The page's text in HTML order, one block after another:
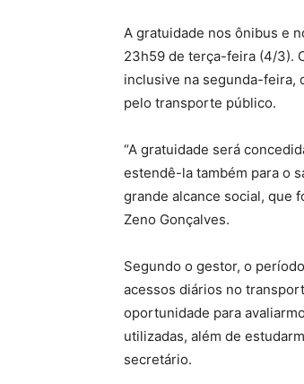
A gratuidade nos ônibus e
23h59 de terça-feira (4/3).
inclusive na segunda-feira,
pelo transporte público.
“A gratuidade será
estendê-la também para o
grande alcance social, que
Zeno Gonçalves.
Segundo o gestor, o
acessos diários no
oportunidade para
utilizadas, além de
secretário.